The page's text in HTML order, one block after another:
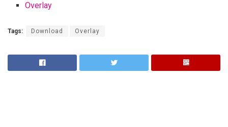
Overlay
Tags: Download Overlay